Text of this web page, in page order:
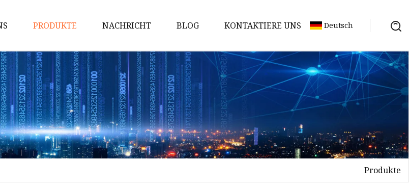
PRODUKTE
Innen WPC
WPC-Wandpaneel
WPC-Deckenrohr
WPC-Rohr
UV-Wandtafel
PE WPC für den Außenbereich
NACHRICHT BLOG KONTAKTIERE UNS Deutsch
Produkte